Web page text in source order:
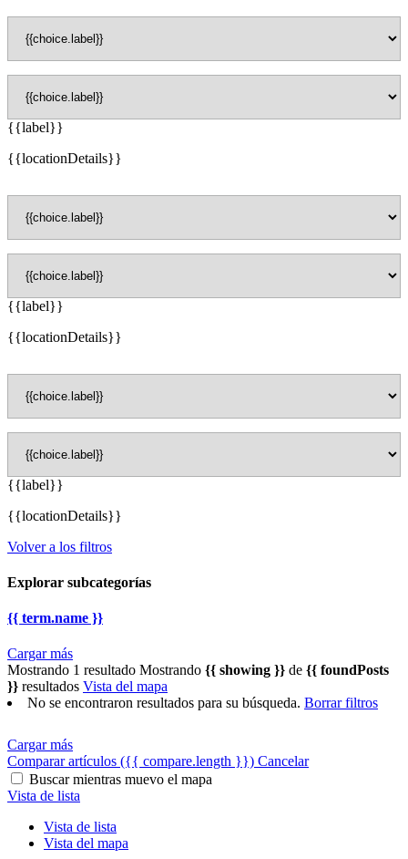
{{label}}
{{locationDetails}}
{{label}}
{{locationDetails}}
{{label}}
{{locationDetails}}
Volver a los filtros
Explorar subcategorías
{{ term.name }}
Cargar más
Mostrando 1 resultado Mostrando {{ showing }} de {{ foundPosts
}} resultados Vista del mapa
No se encontraron resultados para su búsqueda. Borrar filtros
Cargar más
Comparar artículos ({{ compare.length }}) Cancelar
Buscar mientras muevo el mapa
Vista de lista
Vista de lista
Vista del mapa